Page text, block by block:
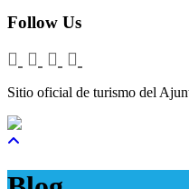
Follow Us
Sitio oficial de turismo del